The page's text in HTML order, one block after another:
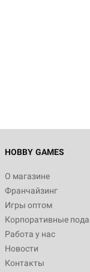
HOBBY GAMES
О магазине
Франчайзинг
Игры оптом
Корпоративные
Работа у нас
Новости
Контакты
Настольная игра
Белая смерть
12 990
Настольная игра
3 490